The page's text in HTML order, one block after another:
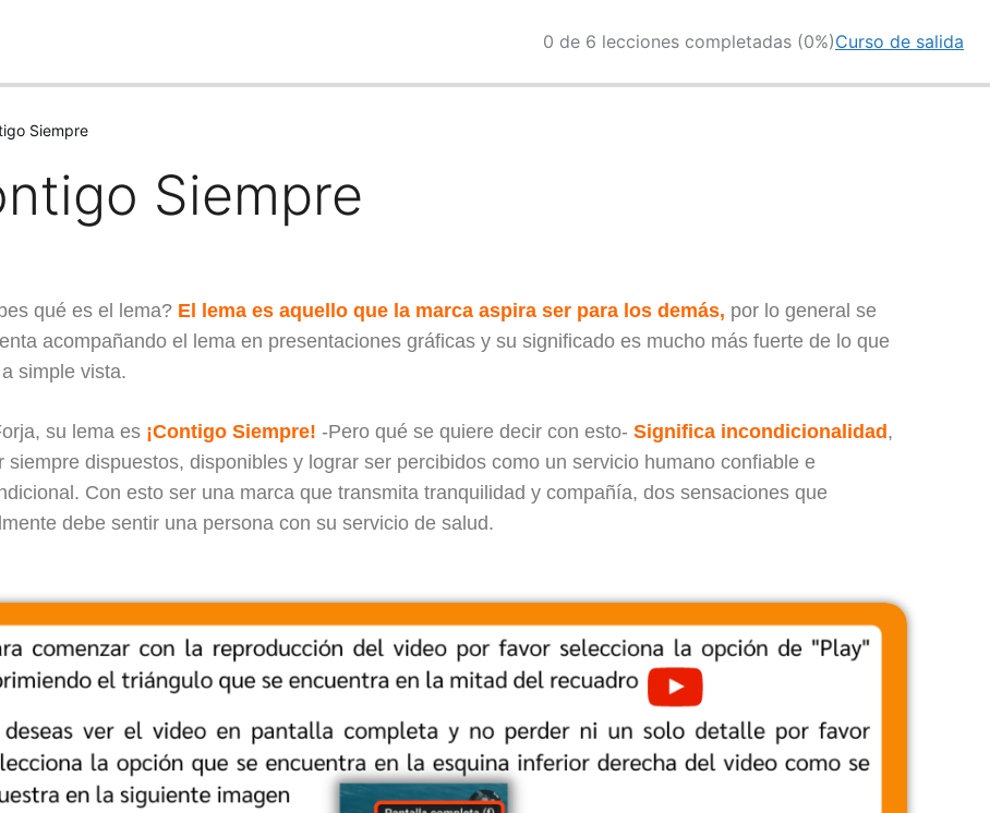
0 de 6 lecciones completadas (0%)Curso de salida
Siempre
Siempre
qué es el lema? El lema es aquello que la marca aspira ser para los demás, por lo general se
acompañando el lema en presentaciones gráficas y su significado es mucho más fuerte de lo que
simple vista.
su lema es ¡Contigo Siempre! -Pero qué se quiere decir con esto- Significa incondicionalidad ,
siempre dispuestos, disponibles y lograr ser percibidos como un servicio humano confiable e
Con esto ser una marca que transmita tranquilidad y compañía, dos sensaciones que
debe sentir una persona con su servicio de salud.